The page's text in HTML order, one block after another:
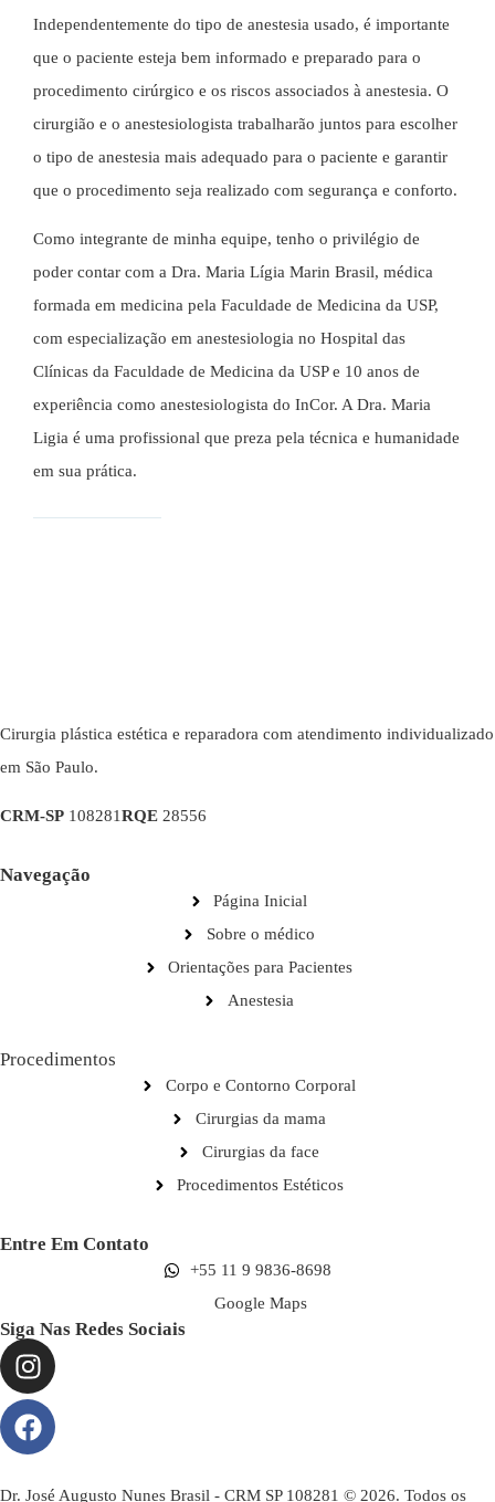
Independentemente do tipo de anestesia usado, é importante
que o paciente esteja bem informado e preparado para o
procedimento cirúrgico e os riscos associados à anestesia. O
cirurgião e o anestesiologista trabalharão juntos para escolher
o tipo de anestesia mais adequado para o paciente e garantir
que o procedimento seja realizado com segurança e conforto.
Como integrante de minha equipe, tenho o privilégio de
poder contar com a Dra. Maria Lígia Marin Brasil, médica
formada em medicina pela Faculdade de Medicina da USP,
com especialização em anestesiologia no Hospital das
Clínicas da Faculdade de Medicina da USP e 10 anos de
experiência como anestesiologista do InCor. A Dra. Maria
Ligia é uma profissional que preza pela técnica e humanidade
em sua prática.
Cirurgia plástica estética e reparadora com atendimento individualizado
em São Paulo.
CRM-SP 108281RQE 28556
Navegação
Página Inicial
Sobre o médico
Orientações para Pacientes
Anestesia
Procedimentos
Corpo e Contorno Corporal
Cirurgias da mama
Cirurgias da face
Procedimentos Estéticos
Entre Em Contato
+55 11 9 9836-8698
Google Maps
Siga Nas Redes Sociais
Dr. José Augusto Nunes Brasil - CRM SP 108281 © 2026. Todos os